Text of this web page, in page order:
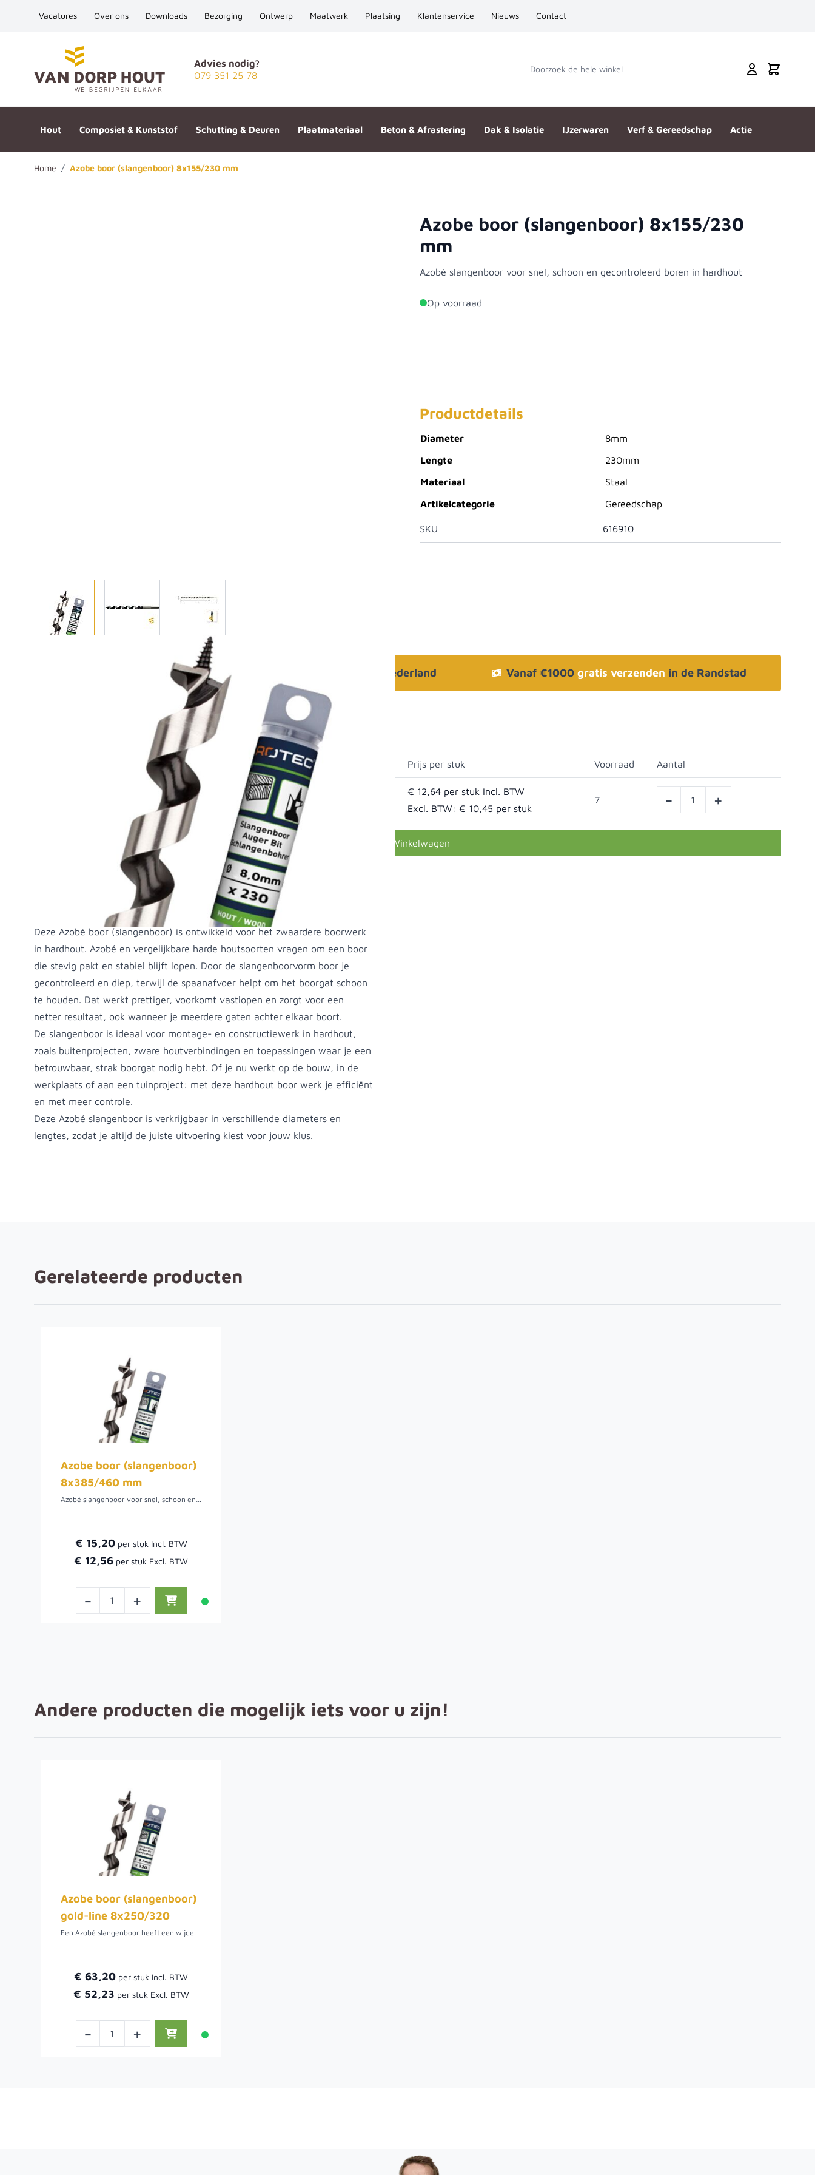
Vacatures Over ons Downloads Bezorging Ontwerp Maatwerk Plaatsing Klantenservice Nieuws Contact
Advies nodig?
079 351 25 78
Doorzoek de hele winkel Cart
Hout Composiet & Kunststof Schutting & Deuren Plaatmateriaal Beton & Afrastering Dak & Isolatie IJzerwaren Verf & Gereedschap Actie
Home / Azobe boor (slangenboor) 8x155/230 mm
Azobe boor (slangenboor) 8x155/230
mm
Azobé slangenboor voor snel, schoon en gecontroleerd boren in hardhout
Op voorraad
Productdetails
Diameter
8mm
Lengte
230mm
Materiaal
Staal
Artikelcategorie
Gereedschap
SKU 616910
Afhalen? Kom gerust langs Bezorgen in heel Nederland Vanaf €1000 gratis verzenden in de Randstad
Selecteer afmetingen
Selecteer de gewenste afmetingen Prijs per stuk Voorraad Aantal
Azobe boor (slangenboor) 8x155/230 mm
€ 12,64
Excl. BTW: € 10,45
7 - +
In Winkelwagen
Productomschrijving
Deze Azobé boor (slangenboor) is ontwikkeld voor het zwaardere boorwerk
in hardhout. Azobé en vergelijkbare harde houtsoorten vragen om een boor
die stevig pakt en stabiel blijft lopen. Door de slangenboorvorm boor je
gecontroleerd en diep, terwijl de spaanafvoer helpt om het boorgat schoon
te houden. Dat werkt prettiger, voorkomt vastlopen en zorgt voor een
netter resultaat, ook wanneer je meerdere gaten achter elkaar boort.
De slangenboor is ideaal voor montage- en constructiewerk in hardhout,
zoals buitenprojecten, zware houtverbindingen en toepassingen waar je een
betrouwbaar, strak boorgat nodig hebt. Of je nu werkt op de bouw, in de
werkplaats of aan een tuinproject: met deze hardhout boor werk je efficiënt
en met meer controle.
Deze Azobé slangenboor is verkrijgbaar in verschillende diameters en
lengtes, zodat je altijd de juiste uitvoering kiest voor jouw klus.
Gerelateerde producten
Azobe boor (slangenboor)
8x385/460 mm
Azobé slangenboor voor snel, schoon en gecontroleerd boren in hardhout
€ 15,20
€ 12,56
- +
Andere producten die mogelijk iets voor u zijn!
Azobe boor (slangenboor)
gold-line 8x250/320
Een Azobé slangenboor heeft een wijdere spiraal dan de gewone slangenboor. De boor heeft een speciale Titanium coating, dit betekend dat de boor een hoge hittebestendigheid heeft, maar ook een lange levensduur. De slangenboor heeft een zeskant aansluiting, dit zorgt voor een goede grip.
€ 63,20
€ 52,23
- +